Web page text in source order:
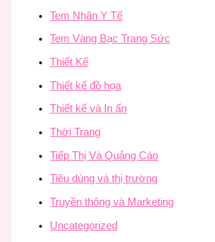
Tem Nhãn Y Tế
Tem Vàng Bạc Trang Sức
Thiết Kế
Thiết kế đồ họa
Thiết kế và In ấn
Thời Trang
Tiếp Thị Và Quảng Cáo
Tiêu dùng và thị trường
Truyền thông và Marketing
Uncategorized